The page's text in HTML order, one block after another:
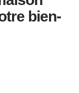
bien-